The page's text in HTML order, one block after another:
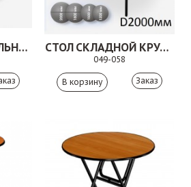
СКЛАДНОЙ МОДУЛЬНЫЙ СТОЛ. 049-020 СТОЛ СКЛАДНОЙ КРУГЛЫЙ.049-058
049-058
Заказ